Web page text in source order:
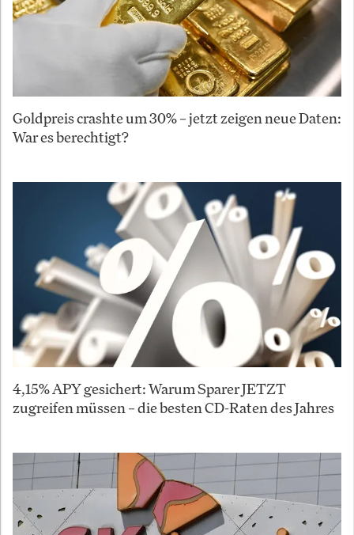
Goldpreis crashte um 30% – jetzt zeigen neue Daten:
War es berechtigt?
4,15% APY gesichert: Warum Sparer JETZT
zugreifen müssen – die besten CD-Raten des Jahres